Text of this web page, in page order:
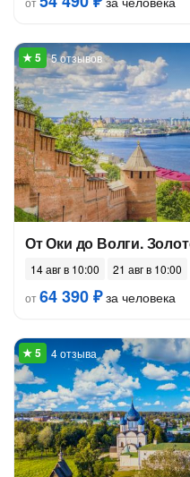
5 отзывов
От Оки до Волги.
14 авг в 10:00
21 авг в 10:00
от64 390 ₽за человека
4 отзыва